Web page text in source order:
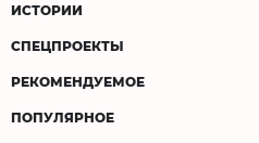
ИСТОРИИ
СПЕЦПРОЕКТЫ
РЕКОМЕНДУЕМОЕ
ПОПУЛЯРНОЕ